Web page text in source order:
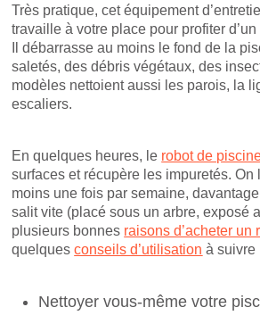
Très pratique, cet équipement
travaille à votre place pour profiter
Il débarrasse au moins le fond de la
saletés, des débris végétaux, des
modèles nettoient aussi les parois, la
escaliers.
En quelques heures, le robot de
surfaces et récupère les impuretés. On
moins une fois par semaine,
salit vite (placé sous un arbre, exposé
plusieurs bonnes raisons d’acheter un
quelquesconseils d’utilisation à suivre
Nettoyer vous-même votre